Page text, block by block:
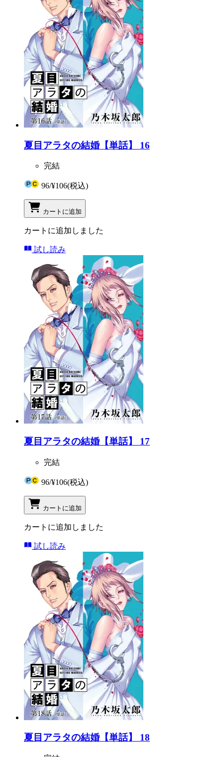
夏目アラタの結婚【単話】 16
完結
96/¥106(税込)
カートに追加
カートに追加しました
試し読み
夏目アラタの結婚【単話】 17
完結
96/¥106(税込)
カートに追加
カートに追加しました
試し読み
夏目アラタの結婚【単話】 18